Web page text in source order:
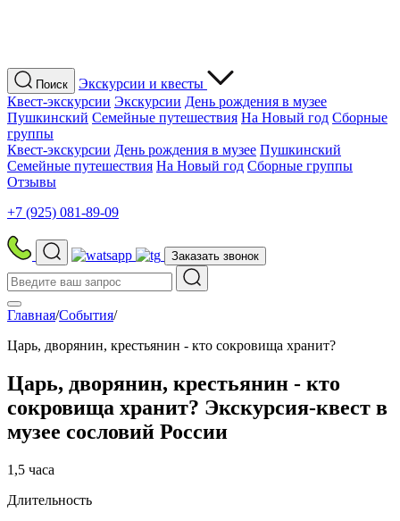
Поиск Экскурсии и квесты
Квест-экскурсии Экскурсии День рождения в музее
Пушкинский Семейные путешествия На Новый год Сборные
группы
Квест-экскурсии День рождения в музее Пушкинский
Семейные путешествия На Новый год Сборные группы
Отзывы
+7 (925) 081-89-09
Заказать звонок
Главная/События/
Царь, дворянин, крестьянин - кто сокровища хранит?
Царь, дворянин, крестьянин - кто
сокровища хранит? Экскурсия-квест в
музее сословий России
1,5 часа
Длительность